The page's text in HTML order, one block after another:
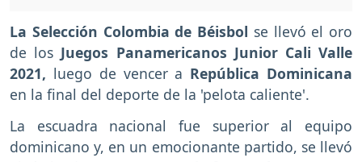
La Selección Colombia de Béisbol se llevó el oro
de los Juegos Panamericanos Junior Cali Valle
2021, luego de vencer a República Dominicana
en la final del deporte de la 'pelota caliente'.
La escuadra nacional fue superior al equipo
dominicano y, en un emocionante partido, se llevó